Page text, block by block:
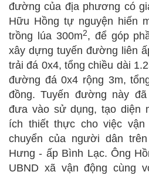
đường của địa phương có
Hữu Hồng tự nguyện hiến
trồng lúa 300m2, để góp
xây dựng tuyến đường liên
trải đá 0x4, tổng chiều dài
đường đá 0x4 rộng 3m,
đồng. Tuyến đường này
đưa vào sử dụng, tạo diện
ích thiết thực cho việc
chuyển của người dân
Hưng - ấp Bình Lạc. Ông
UBND xã vận động cùng